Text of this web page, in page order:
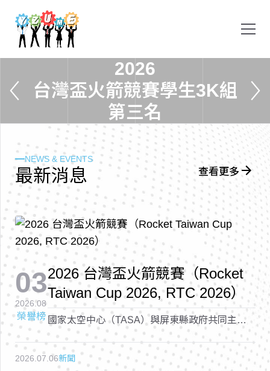
2026
台灣盃火箭競賽學生3K組
第三名
NEWS & EVENTS
最新消息 查看更多
03
2026.08
榮譽榜
2026 台灣盃火箭競賽（Rocket
Taiwan Cup 2026, RTC 2026）
國家太空中心（TASA）與屏東縣政府共同主辦
的「2026 台灣盃火箭競賽（Rocket Taiwan Cup
2026, RTC 2026）
2026.07.06新聞